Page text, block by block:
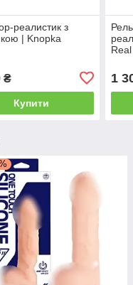
реалистик з
| Knopka
₴
Купити
1